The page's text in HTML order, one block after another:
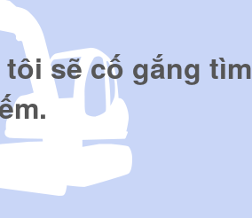
sẽ cố gắng tìm